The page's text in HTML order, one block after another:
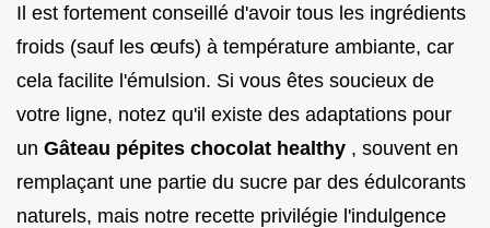
Il est fortement conseillé d'avoir tous les ingrédients
froids (sauf les œufs) à température ambiante, car
cela facilite l'émulsion. Si vous êtes soucieux de
votre ligne, notez qu'il existe des adaptations pour
un Gâteau pépites chocolat healthy , souvent en
remplaçant une partie du sucre par des édulcorants
naturels, mais notre recette privilégie l'indulgence